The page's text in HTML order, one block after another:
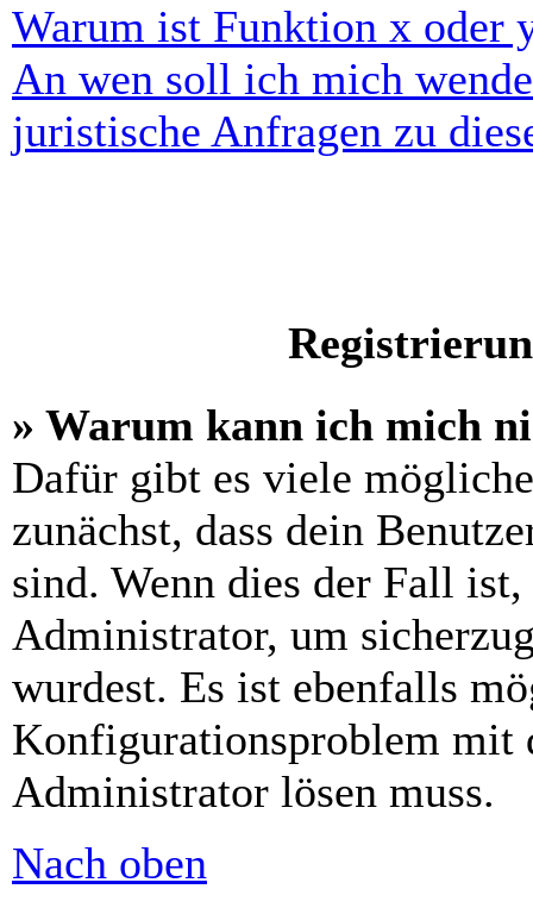
Warum ist Funktion x oder
An wen soll ich mich
juristische Anfragen zu
» Warum kann ich mich
Dafür gibt es viele
zunächst, dass dein
sind. Wenn dies der Fall
Administrator, um
wurdest. Es ist ebenfalls
Konfigurationsproblem mit
Administrator lösen muss.
Nach oben